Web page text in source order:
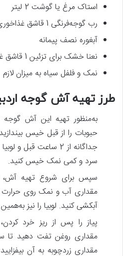
استاک مرغ یا گوشت 2 لیتر
رب گوجه‌فرنگی 1 قاشق غذاخوری
آبغوره نصف پیمانه
نعنا خشک برای تزئین 1 قاشق غذاخوری
نمک و فلفل سیاه به میزان لازم
طرز تهیه آش گوجه
به‌منظور تهیه این آش گوجه
حبوبات را از قبل خیس
جداگانه از 2 ساعت
سرد و کمی نمک خیس کنید.
سپس برای شروع تهیه آش،
مقداری آب و نمک روی حرارت
آبکشی کنید. لوبیا را نیز
پیاز را پس‌ از ریز خرد
مقداری روغن تفت دهید
مقداری زردچوبه به آن